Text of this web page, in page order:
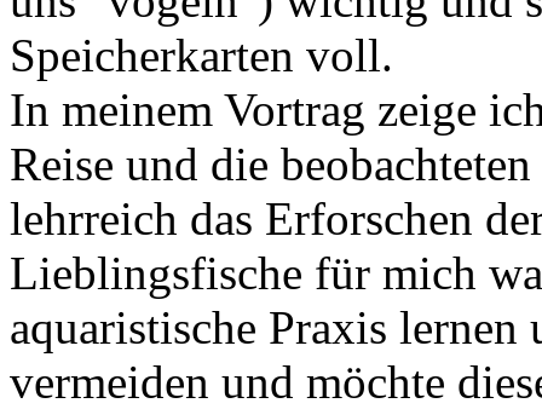
Speicherkarten voll.
In meinem Vortrag zeige
Reise und die
lehrreich das Erforschen
Lieblingsfische für mich
aquaristische Praxis lernen
vermeiden und möchte